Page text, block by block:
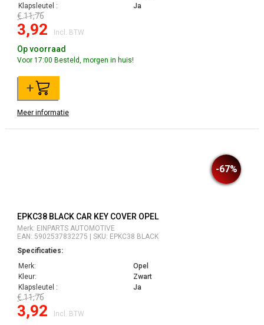
Klapsleutel :
Ja
€ 11,76
3,92 Incl. BTW
Op voorraad
Voor 17:00 Besteld, morgen in huis!
+
Meer informatie
-67%
EPKC38 BLACK CAR KEY COVER OPEL
Merk: EINPARTS AUTOMOTIVE
EAN: 5902537832275 | SKU: EPKC38 BLACK
Specificaties:
Merk:
Opel
Kleur:
Zwart
Klapsleutel :
Ja
€ 11,76
3,92 Incl. BTW